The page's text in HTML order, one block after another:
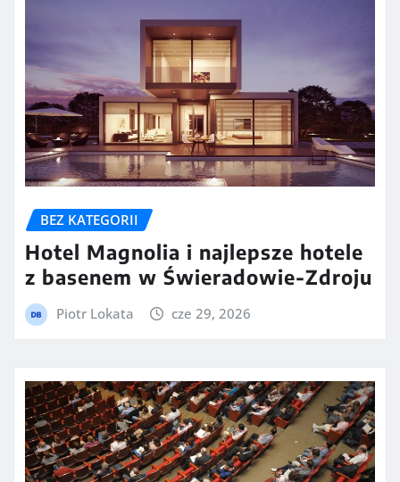
BEZ KATEGORII
Hotel Magnolia i najlepsze hotele
z basenem w Świeradowie-Zdroju
Piotr Lokata cze 29, 2026